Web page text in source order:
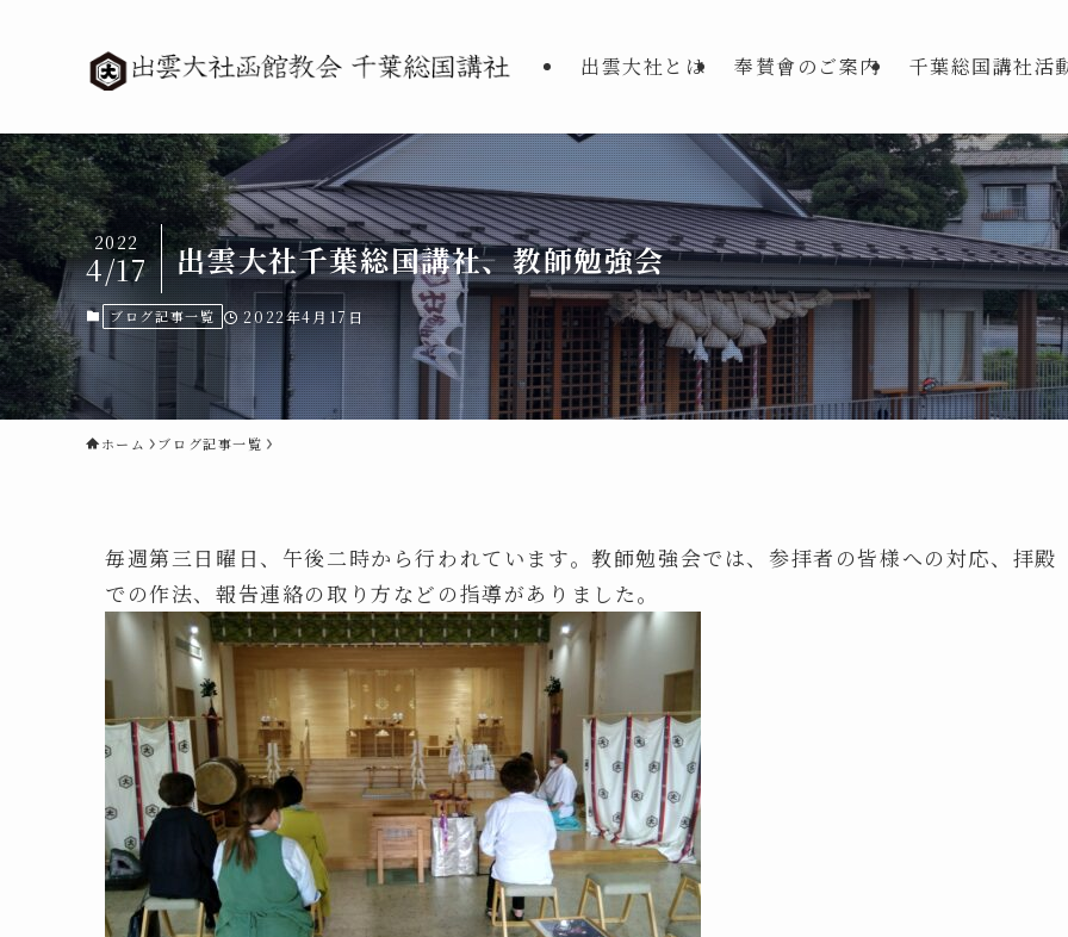
出雲大社とは 奉賛會のご案内 千葉総国講社活
出雲大社千葉総国講社、教師勉強会
2022
4/17
ブログ記事一覧 2022年4月17日
ホーム ブログ記事一覧
毎週第三日曜日、午後二時から行われています。教師勉強会では、参拝者の皆様への対応、拝殿
での作法、報告連絡の取り方などの指導がありました。